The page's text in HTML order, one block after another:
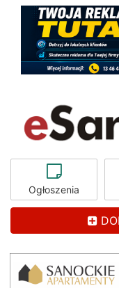
Ogłoszenia